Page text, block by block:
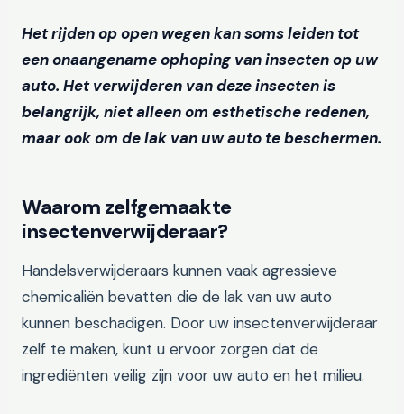
Het rijden op open wegen kan soms leiden tot
een onaangename ophoping van insecten op uw
auto. Het verwijderen van deze insecten is
belangrijk, niet alleen om esthetische redenen,
maar ook om de lak van uw auto te beschermen.
Waarom zelfgemaakte
insectenverwijderaar?
Handelsverwijderaars kunnen vaak agressieve
chemicaliën bevatten die de lak van uw auto
kunnen beschadigen. Door uw insectenverwijderaar
zelf te maken, kunt u ervoor zorgen dat de
ingrediënten veilig zijn voor uw auto en het milieu.